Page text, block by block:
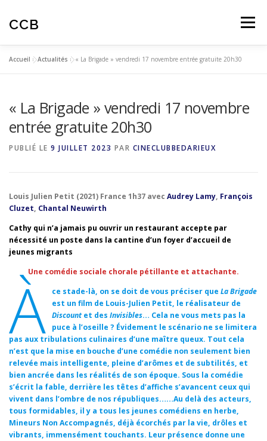
contenu
CCB Menu
ARTICLES AVIS SPECTATEURS
Accueil »Actualités »« La Brigade » vendredi 17 novembre entrée gratuite 20h30
« La Brigade » vendredi 17 novembre
entrée gratuite 20h30
PUBLIÉ LE 9 JUILLET 2023 PAR CINECLUBBEDARIEUX
Louis Julien Petit (2021) France 1h37 avec Audrey Lamy, François
Cluzet, Chantal Neuwirth
Cathy qui n’a jamais pu ouvrir un restaurant accepte par
nécessité un poste dans la cantine d’un foyer d’accueil de
jeunes migrants
Une comédie sociale chorale pétillante et attachante.
À ce stade-là, on se doit de vous préciser queLa Brigade
est un film de Louis-Julien Petit, le réalisateur de
Discountet desInvisibles… Cela ne vous mets pas la
puce à l’oseille ? Évidement le scénario ne se limitera
pas aux tribulations culinaires d’une maître queux. Tout cela
n’est que la mise en bouche d’une comédie non seulement bien
relevée mais intelligente, pleine d’arômes et de subtilités, et
bien ancrée dans les réalités de son époque. Sous la comédie
s’écrit la fable, derrière les têtes d’affiche s’avancent ceux qui
vivent dans l’ombre de nos républiques……Au delà des acteurs,
tous formidables, il y a tous les jeunes comédiens en herbe,
Mineurs Non Accompagnés, déjà écorchés par la vie, drôles et
vibrants, immensément touchants. Leur présence donne une